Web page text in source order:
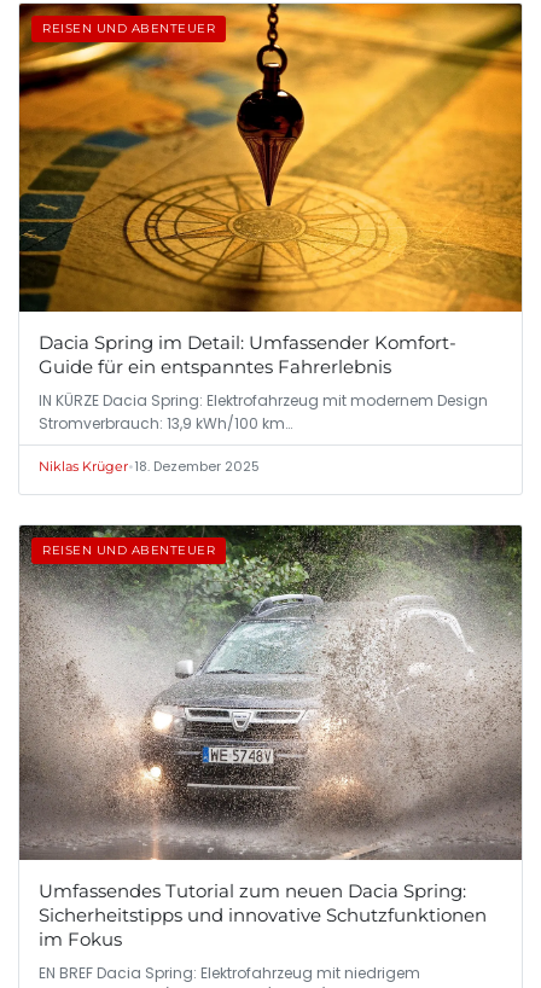
REISEN UND ABENTEUER
Dacia Spring im Detail: Umfassender Komfort-
Guide für ein entspanntes Fahrerlebnis
IN KÜRZE Dacia Spring: Elektrofahrzeug mit modernem Design
Stromverbrauch: 13,9 kWh/100 km…
Niklas Krüger•18. Dezember 2025
REISEN UND ABENTEUER
Umfassendes Tutorial zum neuen Dacia Spring:
Sicherheitstipps und innovative Schutzfunktionen
im Fokus
EN BREF Dacia Spring: Elektrofahrzeug mit niedrigem